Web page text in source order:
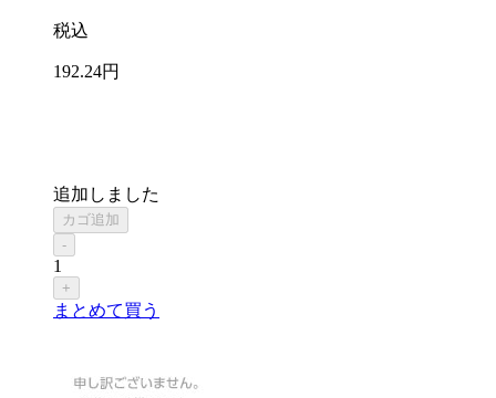
税込
192.24円
追加しました
カゴ追加
-
1
+
まとめて買う